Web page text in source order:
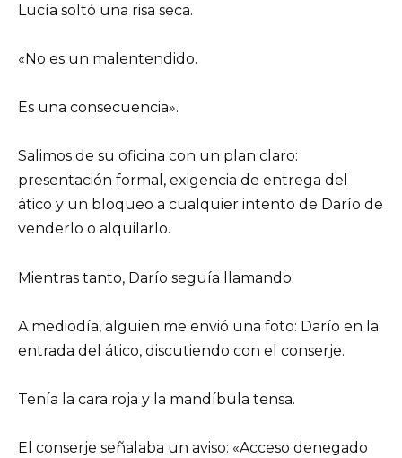
Lucía soltó una risa seca.
«No es un malentendido.
Es una consecuencia».
Salimos de su oficina con un plan claro:
presentación formal, exigencia de entrega del
ático y un bloqueo a cualquier intento de Darío de
venderlo o alquilarlo.
Mientras tanto, Darío seguía llamando.
A mediodía, alguien me envió una foto: Darío en la
entrada del ático, discutiendo con el conserje.
Tenía la cara roja y la mandíbula tensa.
El conserje señalaba un aviso: «Acceso denegado